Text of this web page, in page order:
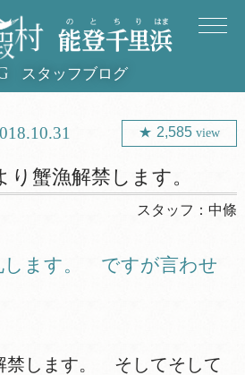
スタッフブログ
2,585view
り蟹漁解禁します。
スタッフ：中條
します。 ですが言わせ
禁します。 そしてそして